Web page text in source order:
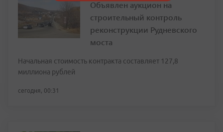
Объявлен аукцион на
строительный контроль
реконструкции Рудневского
моста
Начальная стоимость контракта составляет 127,8
миллиона рублей
сегодня, 00:31